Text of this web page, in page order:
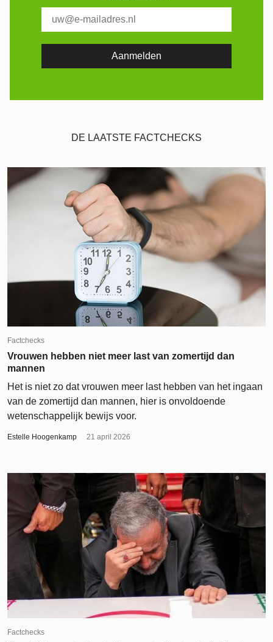
DE LAATSTE FACTCHECKS
Factchecks
Vrouwen hebben niet meer last van zomertijd dan
mannen
Het is niet zo dat vrouwen meer last hebben van het ingaan
van de zomertijd dan mannen, hier is onvoldoende
wetenschappelijk bewijs voor.
Estelle Hoogenkamp 21 april 2026
Factchecks